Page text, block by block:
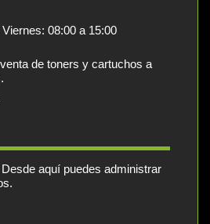
08:00 a 15:00
de toners y cartuchos a
aquí puedes administrar